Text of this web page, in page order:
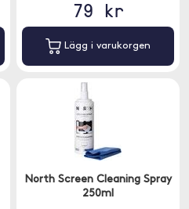
79 kr
Lägg i varukorgen
North Screen Cleaning Spray
250ml